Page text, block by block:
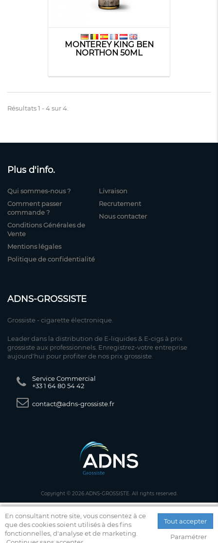
MONTEREY KING BEN
NORTHON 50ML
Résultats 1 - 4 sur 4.
Plus d'info.
Qui sommes-nous ?
Comment passer
commande ?
Conditions Générales de
Vente
Mentions légales
Politique de confidentialité
Livraison
Recrutement
Nous contacter
ADNS-GROSSISTE
Grossiste - cigarette électronique.
Leader dans la distribution de E-liquides & E-cigs à prix
grossiste aux professionnels. Enregistrez-votre entreprise
aujourd'hui pour profiter de nos prix grossiste.
Service Commercial
+33 1 64 80 54 42
contact@adns-grossiste.fr
En consultant notre site, vous consentez à ce
que des cookies soient utilisés à des fins
fonctionnelles, d'analyse et de marketing.
Tout accepter
Paramétrer
Copyright © 2026 ADNS-GROSSISTE. All rights reserved.